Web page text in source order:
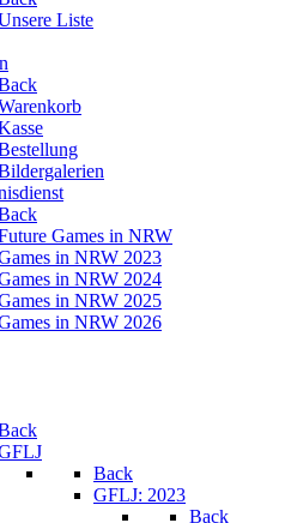
Liste
Games in NRW
in NRW 2023
in NRW 2024
in NRW 2025
in NRW 2026
Back
GFLJ: 2023
Back